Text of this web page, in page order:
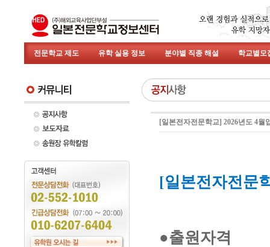
전문학교 제도 유학 실용 정보 분야별 직종 해설 학교별모
[일본전자전문학교] 2026년도 4월
[일본전자전문
●출원자격